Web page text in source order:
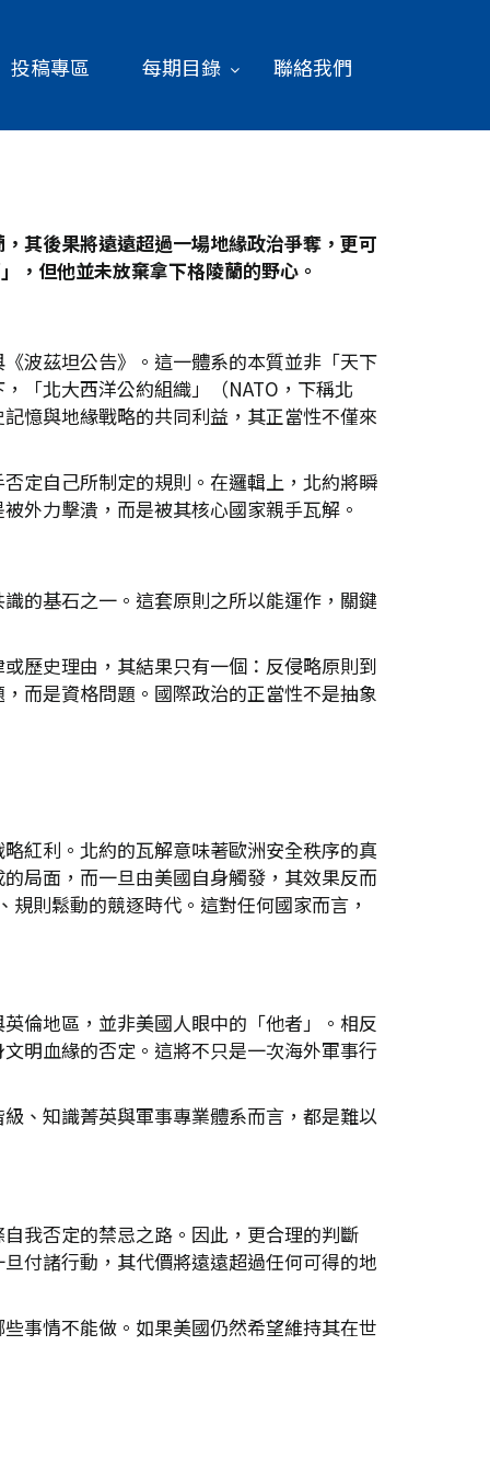
投稿專區 每期目錄 聯絡我們
其後果將遠遠超過一場地緣政治爭奪，更可
，但他並未放棄拿下格陵蘭的野心。
波茲坦公告》。這一體系的本質並非「天下
「北大西洋公約組織」（NATO，下稱北
憶與地緣戰略的共同利益，其正當性不僅來
定自己所制定的規則。在邏輯上，北約將瞬
外力擊潰，而是被其核心國家親手瓦解。
的基石之一。這套原則之所以能運作，關鍵
歷史理由，其結果只有一個：反侵略原則到
而是資格問題。國際政治的正當性不是抽象
紅利。北約的瓦解意味著歐洲安全秩序的真
局面，而一旦由美國自身觸發，其效果反而
則鬆動的競逐時代。這對任何國家而言，
倫地區，並非美國人眼中的「他者」。相反
明血緣的否定。這將不只是一次海外軍事行
、知識菁英與軍事專業體系而言，都是難以
我否定的禁忌之路。因此，更合理的判斷
付諸行動，其代價將遠遠超過任何可得的地
事情不能做。如果美國仍然希望維持其在世